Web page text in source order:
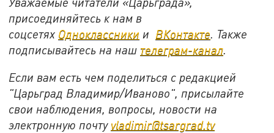
присоединяйтесь к нам в
соцсетях Одноклассники и ВКонтакте . Также
подписывайтесь на наш телеграм-канал
Если вам есть чем поделиться с редакцией
"Царьград Владимир/Иваново", присылайте
свои наблюдения, вопросы, новости на
электронную почту vladimir@tsargrad.tv